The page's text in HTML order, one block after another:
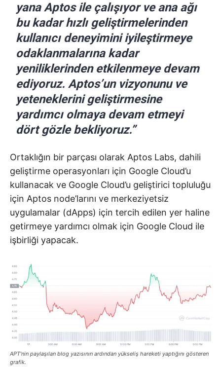
yana Aptos ile çalışıyor ve ana ağı
bu kadar hızlı geliştirmelerinden
kullanıcı deneyimini iyileştirmeye
odaklanmalarına kadar
yeniliklerinden etkilenmeye devam
ediyoruz. Aptos’un vizyonunu ve
yeteneklerini geliştirmesine
yardımcı olmaya devam etmeyi
dört gözle bekliyoruz.”
Ortaklığın bir parçası olarak Aptos Labs, dahili
geliştirme operasyonları için Google Cloud’u
kullanacak ve Google Cloud’u geliştirici topluluğu
için Aptos node’larını ve merkeziyetsiz
uygulamalar (dApps) için tercih edilen yer haline
getirmeye yardımcı olmak için Google Cloud ile
işbirliği yapacak.
APT’nin paylaşılan blog yazısının ardından yükseliş hareketi yaptığını gösteren
grafik.